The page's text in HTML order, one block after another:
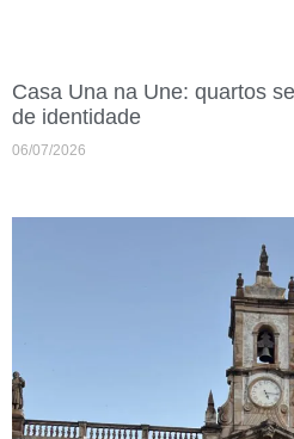
Casa Una na Une: quartos
de identidade
06/07/2026